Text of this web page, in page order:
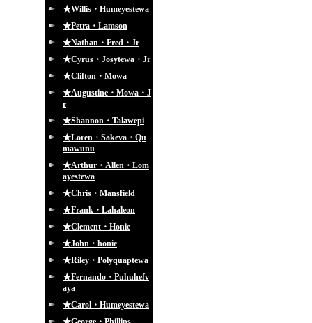
★Willis・Humeyestewa
★Petra・Lamson
★Nathan・Fred・Jr
★Cyrus・Josytewa・Jr
★Clifton・Mowa
★Augustine・Mowa・J
r
★Shannon・Talawepi
★Loren・Sakeva・Qu
mawunu
★Arthur・Allen・Lom
ayestewa
★Chris・Mansfield
★Frank・Lahaleon
★Clement・Honie
★John・honie
★Riley・Polyquaptewa
★Fernando・Puhuhefv
aya
★Carol・Humeyestewa